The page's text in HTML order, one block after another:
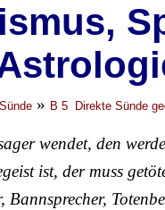
» B 5 Direkte Sünde
wendet, den
ist, der muss
Bannsprecher,